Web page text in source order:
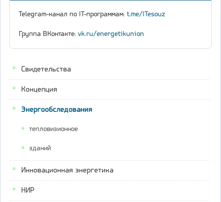
Свидетельства
Концепция
Энергообследования
тепловизионное
зданий
Инновационная энергетика
НИР
Telegram-канал по IT-программам: t.me/ITesouz
Группа ВКонтакте: vk.ru/energetikunion